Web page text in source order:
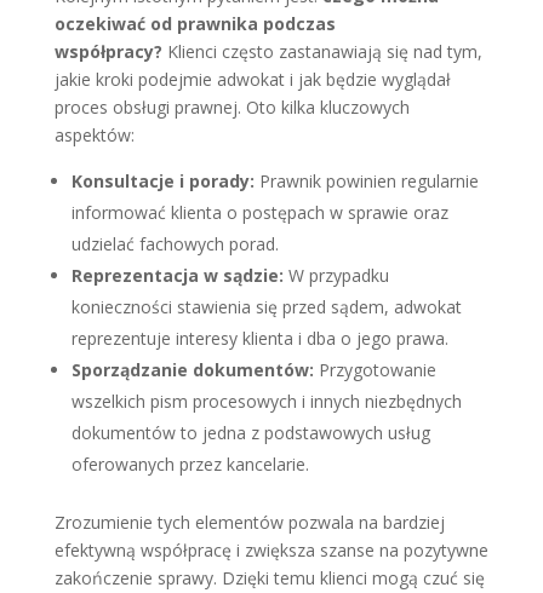
oczekiwać od prawnika podczas
współpracy? Klienci często zastanawiają się nad tym,
jakie kroki podejmie adwokat i jak będzie wyglądał
proces obsługi prawnej. Oto kilka kluczowych
aspektów:
Konsultacje i porady: Prawnik powinien regularnie
informować klienta o postępach w sprawie oraz
udzielać fachowych porad.
Reprezentacja w sądzie: W przypadku
konieczności stawienia się przed sądem, adwokat
reprezentuje interesy klienta i dba o jego prawa.
Sporządzanie dokumentów: Przygotowanie
wszelkich pism procesowych i innych niezbędnych
dokumentów to jedna z podstawowych usług
oferowanych przez kancelarie.
Zrozumienie tych elementów pozwala na bardziej
efektywną współpracę i zwiększa szanse na pozytywne
zakończenie sprawy. Dzięki temu klienci mogą czuć się